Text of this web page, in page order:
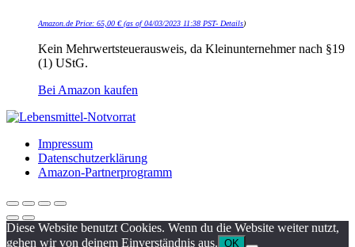
Amazon.de Price: 65,00 €(as of 04/03/2023 11:38 PST- Details)
Kein Mehrwertsteuerausweis, da Kleinunternehmer nach §19
(1) UStG.
Bei Amazon kaufen
Impressum
Datenschutzerklärung
Amazon-Partnerprogramm
Diese Website benutzt Cookies. Wenn du die Website weiter nutzt,
gehen wir von deinem Einverständnis aus. OK